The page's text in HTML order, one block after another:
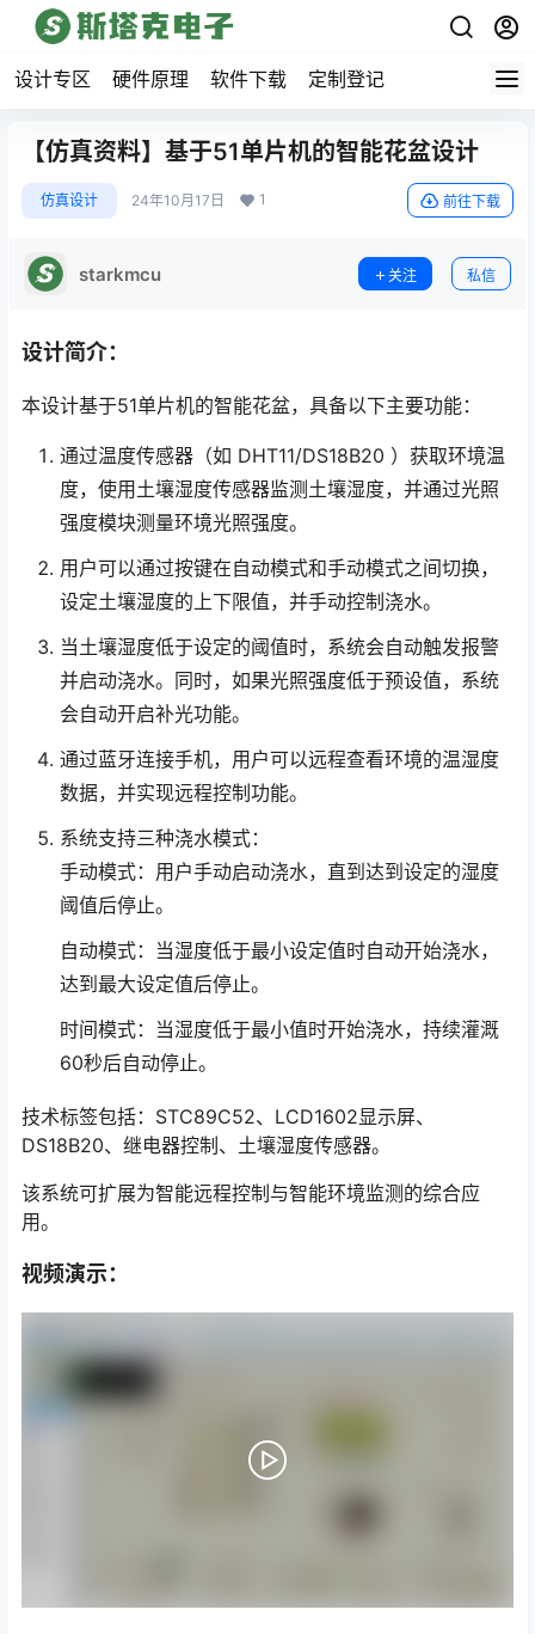
设计专区 硬件原理 软件下载 定制登记
【仿真资料】基于51单片机的智能花盆设计
仿真设计 24年10月17日 1 前往下载
starkmcu 关注 私信
设计简介：
本设计基于51单片机的智能花盆，具备以下主要功能：
通过温度传感器（如 DHT11/DS18B20 ）获取环境温
度，使用土壤湿度传感器监测土壤湿度，并通过光照
强度模块测量环境光照强度。
用户可以通过按键在自动模式和手动模式之间切换，
设定土壤湿度的上下限值，并手动控制浇水。
当土壤湿度低于设定的阈值时，系统会自动触发报警
并启动浇水。同时，如果光照强度低于预设值，系统
会自动开启补光功能。
通过蓝牙连接手机，用户可以远程查看环境的温湿度
数据，并实现远程控制功能。
系统支持三种浇水模式：
手动模式：用户手动启动浇水，直到达到设定的湿度
阈值后停止。
自动模式：当湿度低于最小设定值时自动开始浇水，
达到最大设定值后停止。
时间模式：当湿度低于最小值时开始浇水，持续灌溉
60秒后自动停止。
技术标签包括：STC89C52、LCD1602显示屏、
DS18B20、继电器控制、土壤湿度传感器。
该系统可扩展为智能远程控制与智能环境监测的综合应
用。
视频演示：